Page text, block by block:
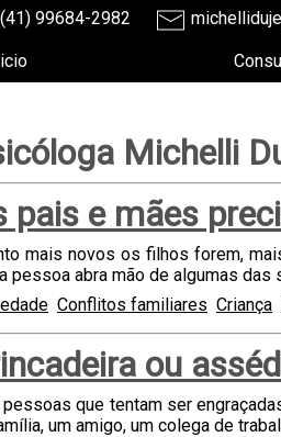
(41) 99684-2982
Michelli
pais e mães
mais novos os filhos forem,
pessoa abra mão de algumas
Conflitos familiares Criança
ou
pessoas que tentam ser
um amigo, um colega de